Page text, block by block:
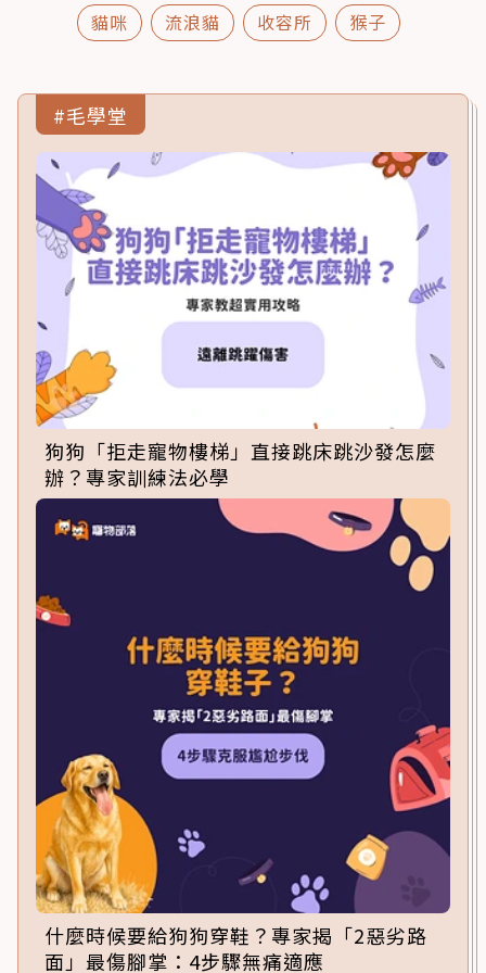
貓咪 流浪貓 收容所 猴子
#毛學堂
狗狗「拒走寵物樓梯」直接跳床跳沙發怎麼
辦？專家訓練法必學
什麼時候要給狗狗穿鞋？專家揭「2惡劣路
面」最傷腳掌：4步驟無痛適應